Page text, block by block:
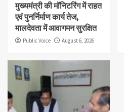
मुख्यमंत्री की मॉनिटरिंग में राहत
एवं पुनर्निर्माण कार्य तेज,
मालदेवता में आवागमन सुरक्षित
Public Voice August 6, 2026